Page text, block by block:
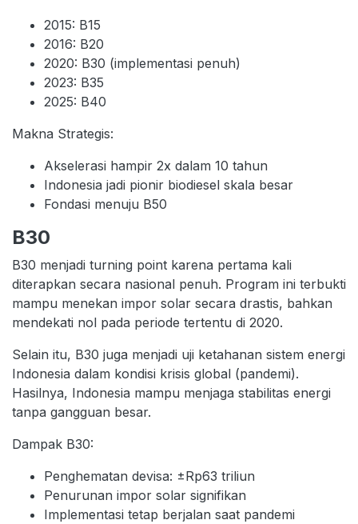
2015: B15
2016: B20
2020: B30 (implementasi penuh)
2023: B35
2025: B40
Makna Strategis:
Akselerasi hampir 2x dalam 10 tahun
Indonesia jadi pionir biodiesel skala besar
Fondasi menuju B50
B30
B30 menjadi turning point karena pertama kali
diterapkan secara nasional penuh. Program ini terbukti
mampu menekan impor solar secara drastis, bahkan
mendekati nol pada periode tertentu di 2020.
Selain itu, B30 juga menjadi uji ketahanan sistem energi
Indonesia dalam kondisi krisis global (pandemi).
Hasilnya, Indonesia mampu menjaga stabilitas energi
tanpa gangguan besar.
Dampak B30:
Penghematan devisa: ±Rp63 triliun
Penurunan impor solar signifikan
Implementasi tetap berjalan saat pandemi